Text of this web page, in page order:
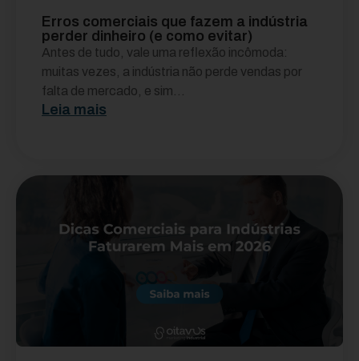
Erros comerciais que fazem a indústria
perder dinheiro (e como evitar)
Antes de tudo, vale uma reflexão incômoda:
muitas vezes, a indústria não perde vendas por
falta de mercado, e sim...
Leia mais